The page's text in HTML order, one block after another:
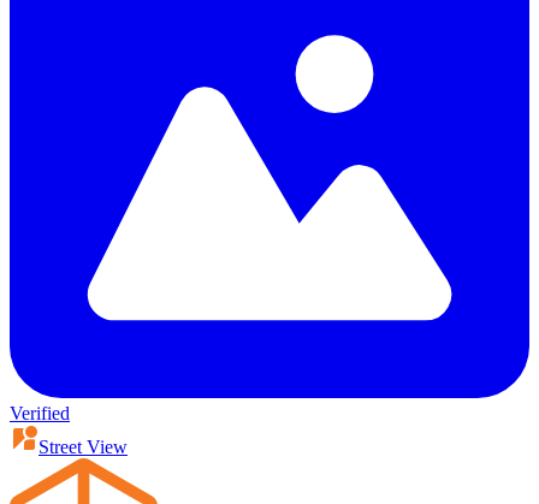
Verified
Street View